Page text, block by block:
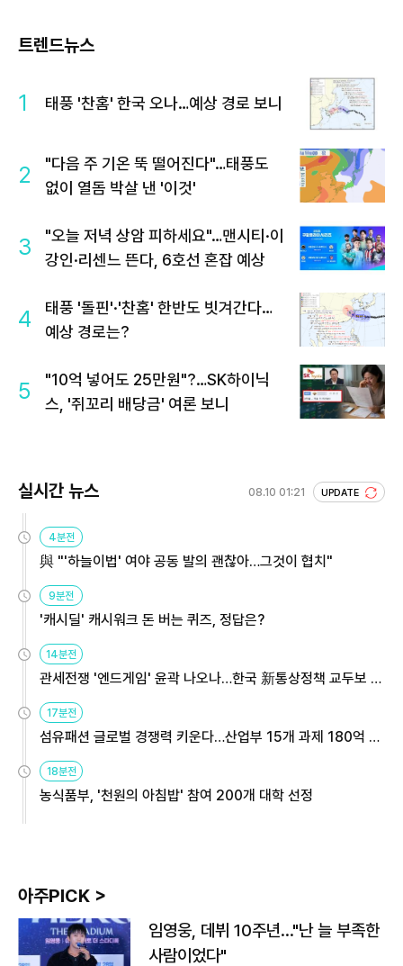
트렌드뉴스
1 태풍 '찬홈' 한국 오나…예상 경로 보니
2
"다음 주 기온 뚝 떨어진다"…태풍도
없이 열돔 박살 낸 '이것'
3
"오늘 저녁 상암 피하세요"…맨시티·이
강인·리센느 뜬다, 6호선 혼잡 예상
4
태풍 '돌핀'·'찬홈' 한반도 빗겨간다…
예상 경로는?
5
"10억 넣어도 25만원"?…SK하이닉
스, '쥐꼬리 배당금' 여론 보니
실시간 뉴스 08.10 01:21 UPDATE
4분전
與 "'하늘이법' 여야 공동 발의 괜찮아…그것이 협치"
9분전
'캐시딜' 캐시워크 돈 버는 퀴즈, 정답은?
14분전
관세전쟁 '엔드게임' 윤곽 나오나…한국 新통상정책 교두보 활
17분전
섬유패션 글로벌 경쟁력 키운다…산업부 15개 과제 180억 지
18분전
농식품부, '천원의 아침밥' 참여 200개 대학 선정
아주PICK >
임영웅, 데뷔 10주년…"난 늘 부족한
사람이었다"